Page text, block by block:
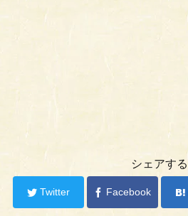
シェアする
Twitter Facebook